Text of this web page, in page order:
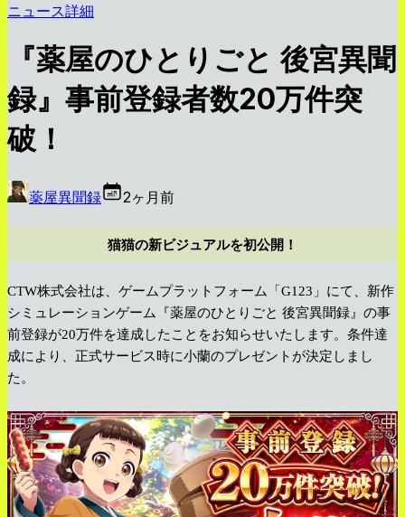
ニュース詳細
『薬屋のひとりごと 後宮異聞
録』事前登録者数20万件突
破！
薬屋異聞録 2ヶ月前
猫猫の新ビジュアルを初公開！
CTW株式会社は、ゲームプラットフォーム「G123」にて、新作
シミュレーションゲーム『薬屋のひとりごと 後宮異聞録』の事
前登録が20万件を達成したことをお知らせいたします。条件達
成により、正式サービス時に小蘭のプレゼントが決定しまし
た。